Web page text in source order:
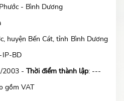
- Bình Dương
huyện Bến Cát, tỉnh Bình Dương
IP-BD
2003 - Thời điểm thành lập: ---
gồm VAT